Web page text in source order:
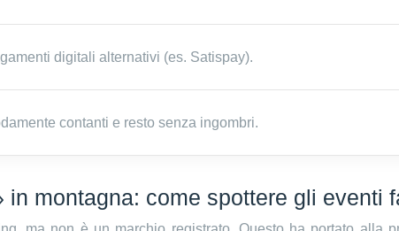
digitali alternativi (es. Satispay).
contanti e resto senza ingombri.
in montagna: come spottere gli eventi